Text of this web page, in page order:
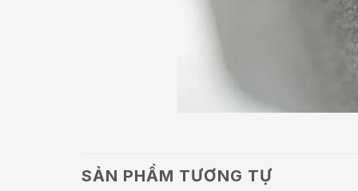
SẢN PHẨM TƯƠNG TỰ